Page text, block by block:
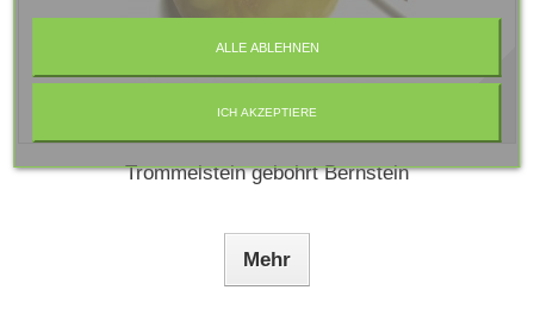
Trommelstein gebohrt Bernstein
Mehr
ALLE ABLEHNEN
ICH AKZEPTIERE